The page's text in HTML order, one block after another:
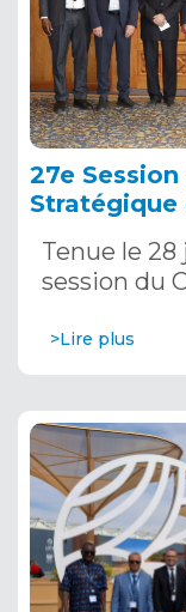
27e
Stratégique
Tenue le 28
session du
>Lire plus